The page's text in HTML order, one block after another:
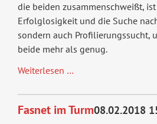
die beiden zusammenschweißt,
Erfolglosigkeit und die Suche
sondern auch Profilierungssucht,
beide mehr als genug.
Weiterlesen …Dinner
one
Fasnet im Turm08.02.2018